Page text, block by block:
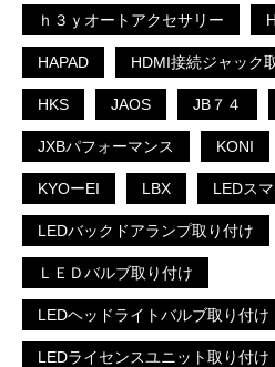
ｈ３ｙオートアクセサリー
HAPAD HDMI接続ジャック
HKS JAOS JB７４
JXBパフォーマンス KONI
KYOーEI LBX LEDス
LEDバックドアランプ取り付け
ＬＥＤバルブ取り付け
LEDヘッドライトバルブ取り付け
LEDライセンスユニット取り付け